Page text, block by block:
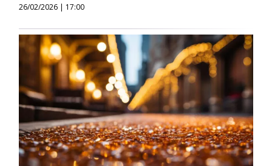
26/02/2026 | 17:00